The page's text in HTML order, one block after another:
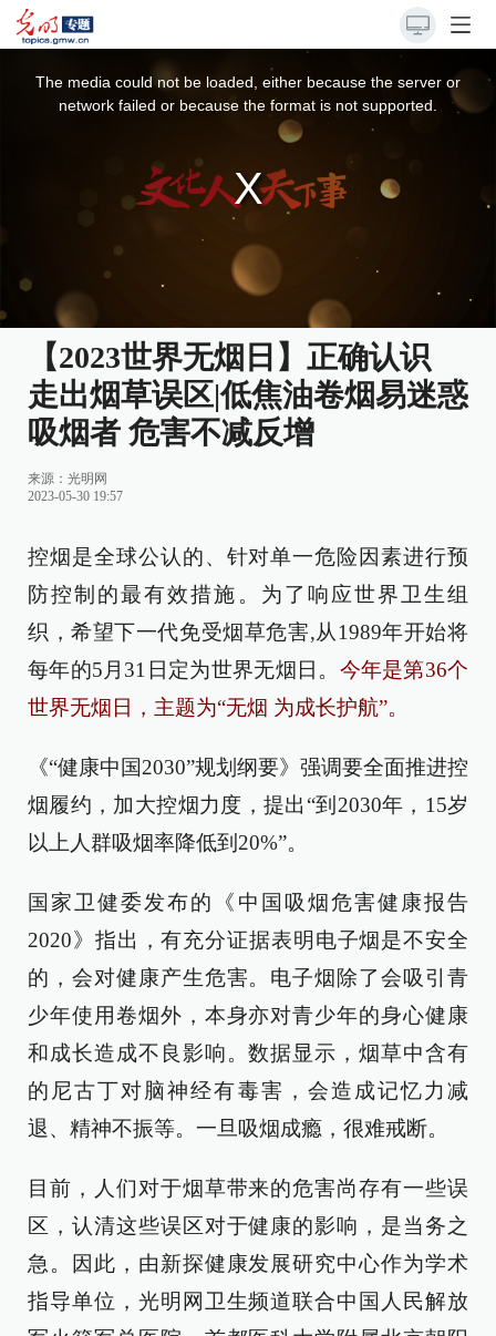
The media could not be loaded, either because the server or
network failed or because the format is not supported.
【2023世界无烟日】正确认识
走出烟草误区|低焦油卷烟易迷惑
吸烟者 危害不减反增
来源： 光明网
2023-05-30 19:57
控烟是全球公认的、针对单一危险因素进行预
防控制的最有效措施。为了响应世界卫生组
织，希望下一代免受烟草危害,从1989年开始将
每年的5月31日定为世界无烟日。 今年是第36个
世界无烟日，主题为“无烟 为成长护航”。
《“健康中国2030”规划纲要》强调要全面推进控
烟履约，加大控烟力度，提出“到2030年，15岁
以上人群吸烟率降低到20%”。
国家卫健委发布的《中国吸烟危害健康报告
2020》指出，有充分证据表明电子烟是不安全
的，会对健康产生危害。电子烟除了会吸引青
少年使用卷烟外，本身亦对青少年的身心健康
和成长造成不良影响。数据显示，烟草中含有
的尼古丁对脑神经有毒害，会造成记忆力减
退、精神不振等。一旦吸烟成瘾，很难戒断。
目前，人们对于烟草带来的危害尚存有一些误
区，认清这些误区对于健康的影响，是当务之
急。因此，由新探健康发展研究中心作为学术
指导单位，光明网卫生频道联合中国人民解放